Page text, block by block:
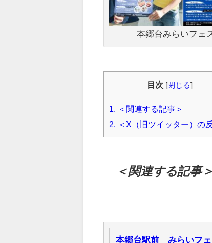
本郷台みらいフェ
目次 閉じる
1. ＜関連する記事＞
2. ＜X（旧ツイッター）の
＜関連する記事＞
本郷台駅前 みらいフェ